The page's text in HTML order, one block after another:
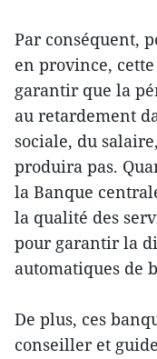
Par conséquent,
en province,
garantir que la
au retardement
sociale, du
produira pas.
la Banque
la qualité des
pour garantir la
automatiques de
De plus, ces
conseiller et